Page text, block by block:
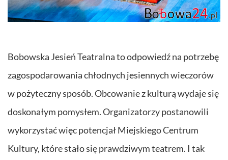
Bobowska Jesień Teatralna to odpowiedź na potrzebę
zagospodarowania chłodnych jesiennych wieczorów
w pożyteczny sposób. Obcowanie z kulturą wydaje się
doskonałym pomysłem. Organizatorzy postanowili
wykorzystać więc potencjał Miejskiego Centrum
Kultury, które stało się prawdziwym teatrem. I tak